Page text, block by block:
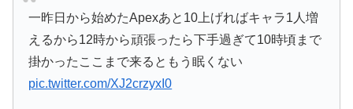
一昨日から始めたApexあと10上げればキャラ1人増
えるから12時から頑張ったら下手過ぎて10時頃まで
掛かったここまで来るともう眠くない
pic.twitter.com/XJ2crzyxI0